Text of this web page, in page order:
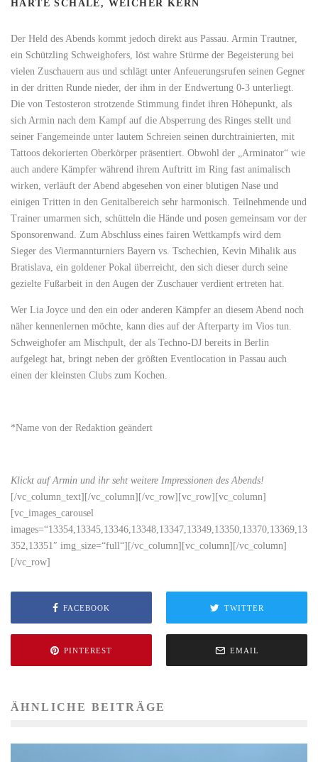
HARTE SCHALE, WEICHER KERN
Der Held des Abends kommt jedoch direkt aus Passau. Armin Trautner,
ein Schützling Schweighofers, löst wahre Stürme der Begeisterung bei
vielen Zuschauern aus und schlägt unter Anfeuerungsrufen seinen Gegner
in der dritten Runde nieder, der ihm in der Endwertung 0-3 unterliegt.
Die von Testosteron strotzende Stimmung findet ihren Höhepunkt, als
sich Armin nach dem Kampf auf die Absperrung des Ringes stellt und
seiner Fangemeinde unter lautem Schreien seinen durchtrainierten, mit
Tattoos dekorierten Oberkörper präsentiert. Obwohl der „Arminator“ wie
auch andere Kämpfer während ihrem Auftritt im Ring fast animalisch
wirken, verläuft der Abend abgesehen von einer blutigen Nase und
einigen Tritten in den Genitalbereich sehr harmonisch. Teilnehmende und
Trainer umarmen sich, schütteln die Hände und posen gemeinsam vor der
Sponsorenwand. Zum Abschluss eines fairen Wettkampfs wird dem
Sieger des Viermannturniers Bayern vs. Tschechien, Kevin Mihalik aus
Bratislava, ein goldener Pokal überreicht, den sich dieser durch seine
gezielte Fußarbeit in den Augen der Zuschauer verdient ertreten hat.
Wer Lia Joyce und den ein oder anderen Kämpfer an diesem Abend noch
näher kennenlernen möchte, kann dies auf der Afterparty im Vios tun.
Schweighofer am Mischpult, der als Techno-DJ bereits in Berlin
aufgelegt hat, bringt neben der größten Eventlocation in Passau auch
einen der kleinsten Clubs zum Kochen.
*Name von der Redaktion geändert
Klickt auf Armin und ihr seht weitere Impressionen des Abends!
[/vc_column_text][/vc_column][/vc_row][vc_row][vc_column]
[vc_images_carousel
images=“13354,13345,13346,13348,13347,13349,13350,13370,13369,13
352,13351″ img_size=“full“][/vc_column][vc_column][/vc_column]
[/vc_row]
FACEBOOK TWITTER
PINTEREST EMAIL
ÄHNLICHE BEITRÄGE